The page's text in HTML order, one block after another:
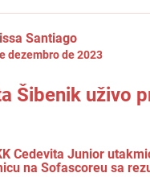
Santiago
dezembro de 2023
Šibenik uživo
Cedevita Junior
na Sofascoreu sa